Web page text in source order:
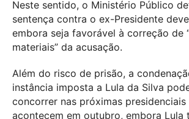
Neste sentido, o Ministério Público
sentença contra o ex-Presidente
embora seja favorável à correção de
materiais” da acusação.
Além do risco de prisão, a
instância imposta a Lula da Silva
concorrer nas próximas presidenciais
acontecem em outubro, embora Lula